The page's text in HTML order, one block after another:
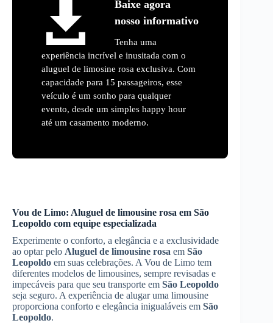
Baixe agora
nosso informativo
Tenha uma
experiência incrível e inusitada com o
aluguel de limosine rosa exclusiva. Com
capacidade para 15 passageiros, esse
veículo é um sonho para qualquer
evento, desde um simples happy hour
até um casamento moderno.
Vou de Limo: Aluguel de limousine rosa em São
Leopoldo com equipe especializada
Experimente o conforto, a elegância e a exclusividade
ao optar pelo Aluguel de limousine rosa em São
Leopoldo em suas celebrações. A Vou de Limo tem
diferentes modelos de limousines, sempre revisadas e
impecáveis para que seu transporte em São Leopoldo
seja seguro. A experiência de alugar uma limousine
proporciona conforto e elegância inigualáveis em São
Leopoldo.